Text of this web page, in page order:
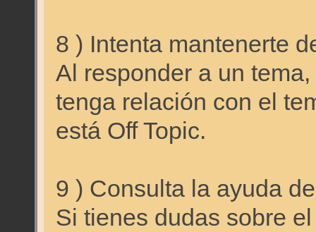
8 ) Intenta mantenerte
Al responder a un
tenga relación con el
está Off Topic.
9 ) Consulta la ayuda
Si tienes dudas sobre